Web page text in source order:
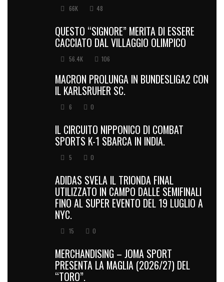
66K 48
QUESTO “SIGNORE” MERITA DI ESSERE
CACCIATO DAL VILLAGGIO OLIMPICO
56.4K 106
MACRON PROLUNGA IN BUNDESLIGA2 CON
IL KARLSRUHER SC.
6 0
IL CIRCUITO NIPPONICO DI COMBAT
SPORTS K-1 SBARCA IN INDIA.
5 0
ADIDAS SVELA IL TRIONDA FINAL
UTILIZZATO IN CAMPO DALLE SEMIFINALI
FINO AL SUPER EVENTO DEL 19 LUGLIO A
NYC.
15 0
MERCHANDISING – JOMA SPORT
PRESENTA LA MAGLIA (2026/27) DEL
“TORO”.